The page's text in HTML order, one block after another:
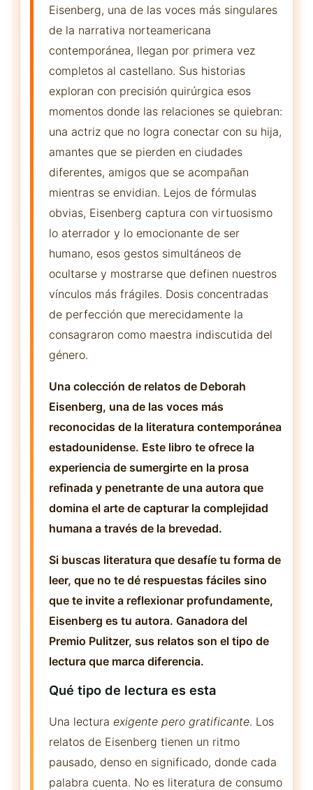
Eisenberg, una de las voces más singulares
de la narrativa norteamericana
contemporánea, llegan por primera vez
completos al castellano. Sus historias
exploran con precisión quirúrgica esos
momentos donde las relaciones se quiebran:
una actriz que no logra conectar con su hija,
amantes que se pierden en ciudades
diferentes, amigos que se acompañan
mientras se envidian. Lejos de fórmulas
obvias, Eisenberg captura con virtuosismo
lo aterrador y lo emocionante de ser
humano, esos gestos simultáneos de
ocultarse y mostrarse que definen nuestros
vínculos más frágiles. Dosis concentradas
de perfección que merecidamente la
consagraron como maestra indiscutida del
género.
Una colección de relatos de Deborah
Eisenberg, una de las voces más
reconocidas de la literatura contemporánea
estadounidense. Este libro te ofrece la
experiencia de sumergirte en la prosa
refinada y penetrante de una autora que
domina el arte de capturar la complejidad
humana a través de la brevedad.
Si buscas literatura que desafíe tu forma de
leer, que no te dé respuestas fáciles sino
que te invite a reflexionar profundamente,
Eisenberg es tu autora. Ganadora del
Premio Pulitzer, sus relatos son el tipo de
lectura que marca diferencia.
Qué tipo de lectura es esta
Una lectura exigente pero gratificante. Los
relatos de Eisenberg tienen un ritmo
pausado, denso en significado, donde cada
palabra cuenta. No es literatura de consumo